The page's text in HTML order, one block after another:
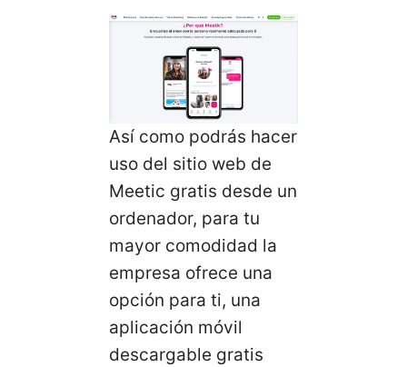
Así como podrás hacer
uso del sitio web de
Meetic gratis desde un
ordenador, para tu
mayor comodidad la
empresa ofrece una
opción para ti, una
aplicación móvil
descargable gratis